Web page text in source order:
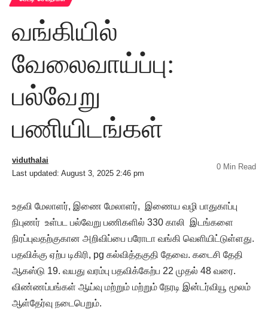
வங்கியில்
வேலைவாய்ப்பு:
பல்வேறு
பணியிடங்கள்
Last updated: August 3, 2025 2:46 pm
viduthalai
0 Min Read
உதவி மேலாளர், இணை மேலாளர், இணைய வழி பாதுகாப்பு
நிபுணர் உள்பட பல்வேறு பணிகளில் 330 காலி இடங்களை
நிரப்புவதற்குகான அறிவிப்பை பரோடா வங்கி வெளியிட்டுள்ளது.
பதவிக்கு ஏற்ப டிகிரி, pg கல்வித்தகுதி தேவை. கடைசி தேதி
ஆகஸ்டு 19. வயது வரம்பு பதவிக்கேற்ப 22 முதல் 48 வரை.
விண்ணப்பங்கள் ஆய்வு மற்றும் மற்றும் நேரடி இன்டர்வியூ மூலம்
ஆள்தேர்வு நடைபெறும்.